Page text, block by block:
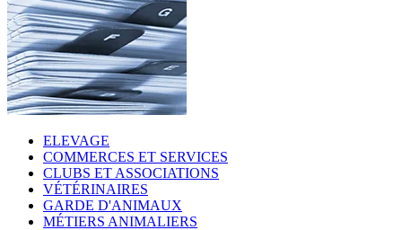
ELEVAGE
COMMERCES ET SERVICES
CLUBS ET ASSOCIATIONS
VÉTÉRINAIRES
GARDE D'ANIMAUX
MÉTIERS ANIMALIERS